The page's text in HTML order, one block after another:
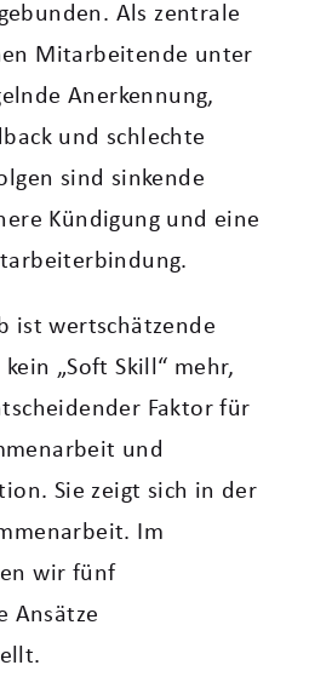
Als zentrale
Mitarbeitende unter
Anerkennung,
und schlechte
sind sinkende
Kündigung und eine
ist wertschätzende
„Soft Skill“ mehr,
Faktor für
und
Sie zeigt sich in der
Im
wir fünf
Ansätze